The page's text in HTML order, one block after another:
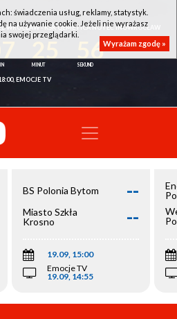
WROCŁAW - KSK QEMETICA NOTEĆ INOWROCŁAW
56
EMOCJE TV
BS Polonia Bytom --
Miasto Szkła
Krosno
--
19.09, 15:00
Emocje TV
19.09, 14:55
świadczenia usług, reklamy, statystyk.
na używanie cookie. Jeżeli nie wyrażasz
swojej przeglądarki.
Wyrażam zgodę »